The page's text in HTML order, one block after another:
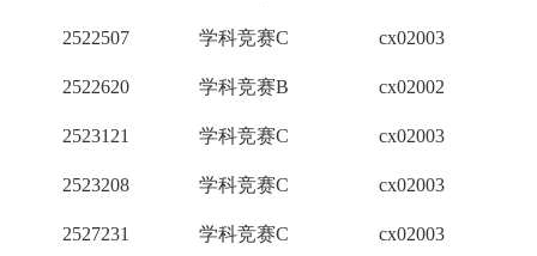
2522507 学科竞赛C cx02003
2522620 学科竞赛B cx02002
2523121 学科竞赛C cx02003
2523208 学科竞赛C cx02003
2527231 学科竞赛C cx02003